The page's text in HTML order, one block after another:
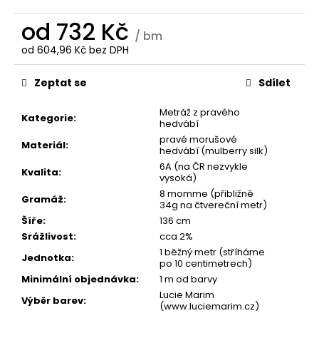
od 732 Kč / bm
od 604,96 Kč bez DPH
Měrná
cena:
Kategorie:
Metráž z pravého
hedvábí
Materiál:
pravé morušové
hedvábí (mulberry silk)
Kvalita:
6A (na ČR nezvykle
vysoká)
Gramáž:
8 momme (přibližně
34g na čtvereční metr)
Šíře:
136 cm
Srážlivost:
cca 2%
Jednotka:
1 běžný metr (stříháme
po 10 centimetrech)
Minimální objednávka:
1 m od barvy
Výběr barev:
Lucie Marim
(www.luciemarim.cz)
Zeptat se Sdílet